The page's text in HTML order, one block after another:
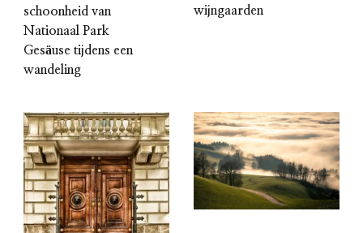
schoonheid van
Nationaal Park
Gesäuse tijdens een
wandeling
wijngaarden